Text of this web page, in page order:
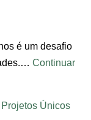
é um desafio
Continuar
Únicos